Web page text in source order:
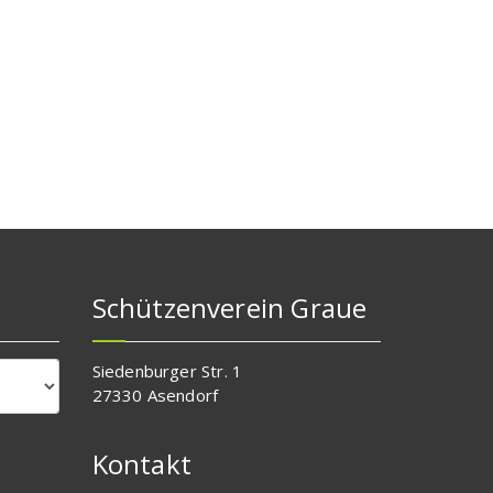
Schützenverein Graue
Siedenburger Str. 1
27330 Asendorf
Kontakt